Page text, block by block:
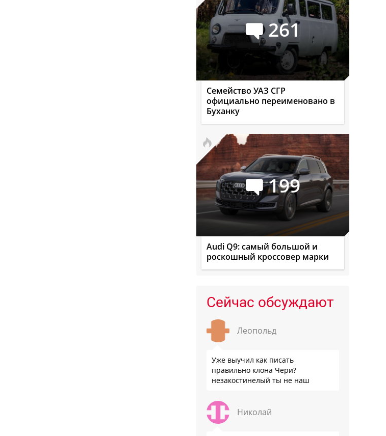
261
Семейство УАЗ СГР
официально переименовано в
Буханку
199
Audi Q9: самый большой и
роскошный кроссовер марки
Сейчас обсуждают
Леопольд
Уже выучил как писать
правильно клона Чери?
незакостинелый ты не наш
Николай